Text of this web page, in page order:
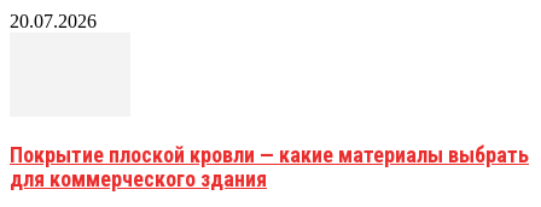
20.07.2026
Покрытие плоской кровли — какие материалы выбрать
для коммерческого здания